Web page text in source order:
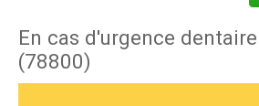
En cas d'urgence
(78800)